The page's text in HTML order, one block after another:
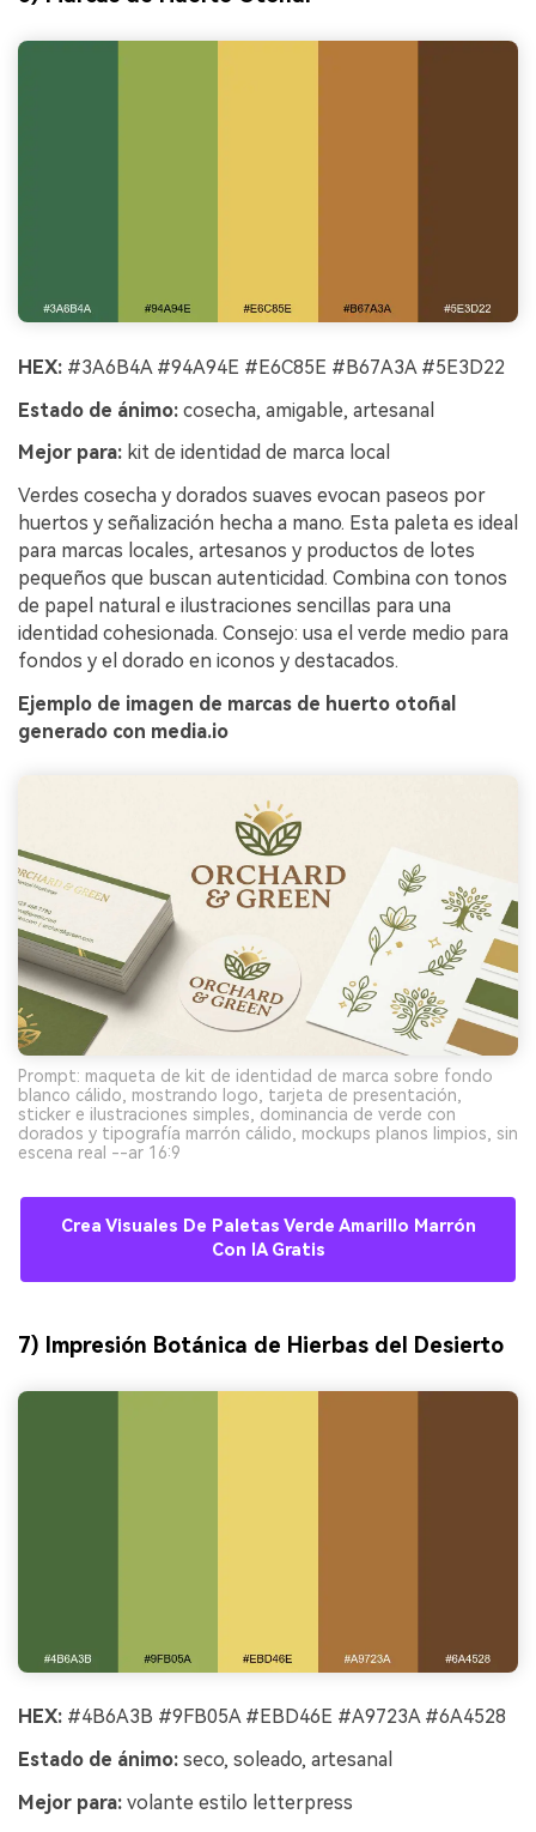
HEX: #3A6B4A #94A94E #E6C85E #B67A3A #5E3D22
Estado de ánimo: cosecha, amigable, artesanal
Mejor para: kit de identidad de marca local
Verdes cosecha y dorados suaves evocan paseos por
huertos y señalización hecha a mano. Esta paleta es ideal
para marcas locales, artesanos y productos de lotes
pequeños que buscan autenticidad. Combina con tonos
de papel natural e ilustraciones sencillas para una
identidad cohesionada. Consejo: usa el verde medio para
fondos y el dorado en iconos y destacados.
Ejemplo de imagen de marcas de huerto otoñal
generado con media.io
Prompt: maqueta de kit de identidad de marca sobre fondo
blanco cálido, mostrando logo, tarjeta de presentación,
sticker e ilustraciones simples, dominancia de verde con
dorados y tipografía marrón cálido, mockups planos limpios, sin
escena real --ar 16:9
Crea Visuales De Paletas Verde Amarillo Marrón
Con IA Gratis
7) Impresión Botánica de Hierbas del Desierto
HEX: #4B6A3B #9FB05A #EBD46E #A9723A #6A4528
Estado de ánimo: seco, soleado, artesanal
Mejor para: volante estilo letterpress